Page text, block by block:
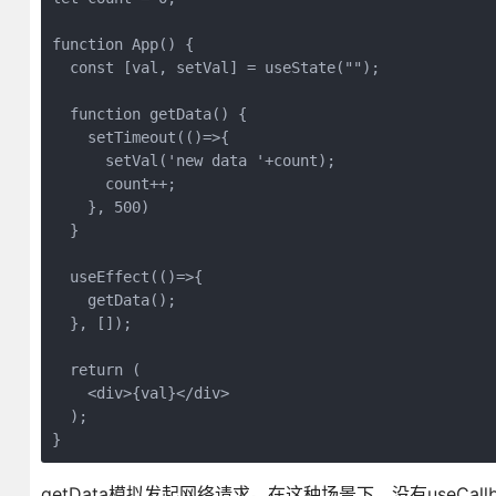
function App() {
  const [val, setVal] = useState("");
  function getData() {
    setTimeout(()=>{
      setVal('new data '+count);
      count++;
    }, 500)
  }
  useEffect(()=>{
    getData();
  }, []);
  return (
    <div>{val}</div>
  );
}